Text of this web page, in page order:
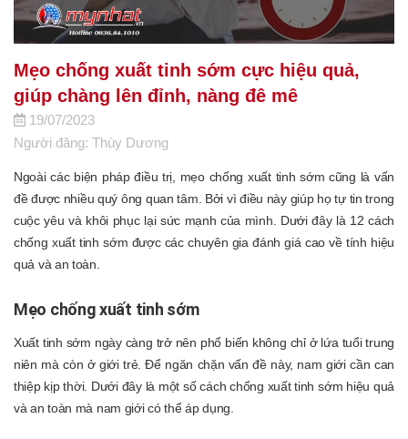
Mẹo chống xuất tinh sớm cực hiệu quả,
giúp chàng lên đỉnh, nàng đê mê
19/07/2023
Người đăng: Thùy Dương
Ngoài các biện pháp điều trị, mẹo chống xuất tinh sớm cũng là vấn
đề được nhiều quý ông quan tâm. Bởi vì điều này giúp họ tự tin trong
cuộc yêu và khôi phục lại sức mạnh của mình. Dưới đây là 12 cách
chống xuất tinh sớm được các chuyên gia đánh giá cao về tính hiệu
quả và an toàn.
Mẹo chống xuất tinh sớm
Xuất tinh sớm ngày càng trở nên phổ biến không chỉ ở lứa tuổi trung
niên mà còn ở giới trẻ. Để ngăn chặn vấn đề này, nam giới cần can
thiệp kịp thời. Dưới đây là một số cách chống xuất tinh sớm hiệu quả
và an toàn mà nam giới có thể áp dụng.